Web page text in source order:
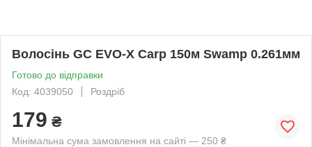
Волосінь GC EVO-X Carp 150м Swamp 0.261мм
Готово до відправки
Код: 4039050
Роздріб
179 ₴
Мінімальна сума замовлення на сайті — 250 ₴